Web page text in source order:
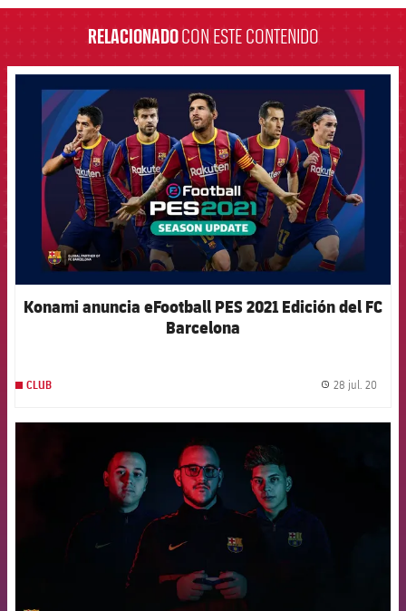
RELACIONADOCON ESTE CONTENIDO
Konami anuncia eFootball PES 2021 Edición del FC
Barcelona
CLUB 28 jul. 20